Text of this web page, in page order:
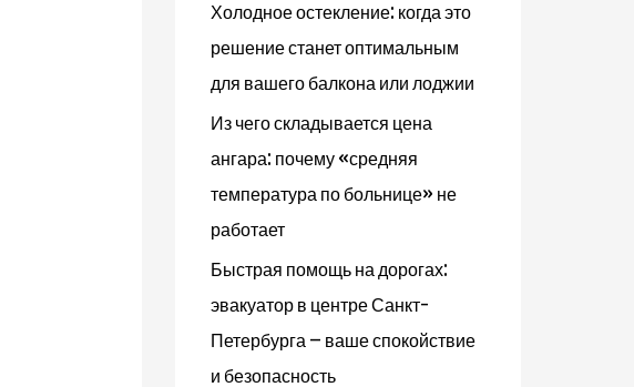
Холодное остекление: когда это
решение станет оптимальным
для вашего балкона или лоджии
Из чего складывается цена
ангара: почему «средняя
температура по больнице» не
работает
Быстрая помощь на дорогах:
эвакуатор в центре Санкт-
Петербурга – ваше спокойствие
и безопасность